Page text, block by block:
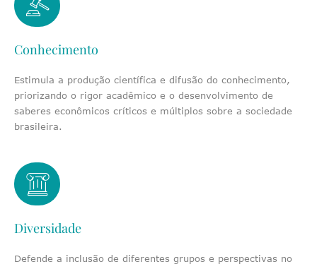
Conhecimento
Estimula a produção científica e difusão do conhecimento,
priorizando o rigor acadêmico e o desenvolvimento de
saberes econômicos críticos e múltiplos sobre a sociedade
brasileira.
Diversidade
Defende a inclusão de diferentes grupos e perspectivas no